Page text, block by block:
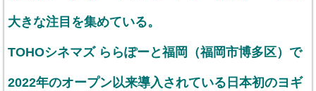
大きな注目を集めている。
TOHOシネマズ ららぽーと福岡（福岡市博多区）で
2022年のオープン以来導入されている日本初のヨギ